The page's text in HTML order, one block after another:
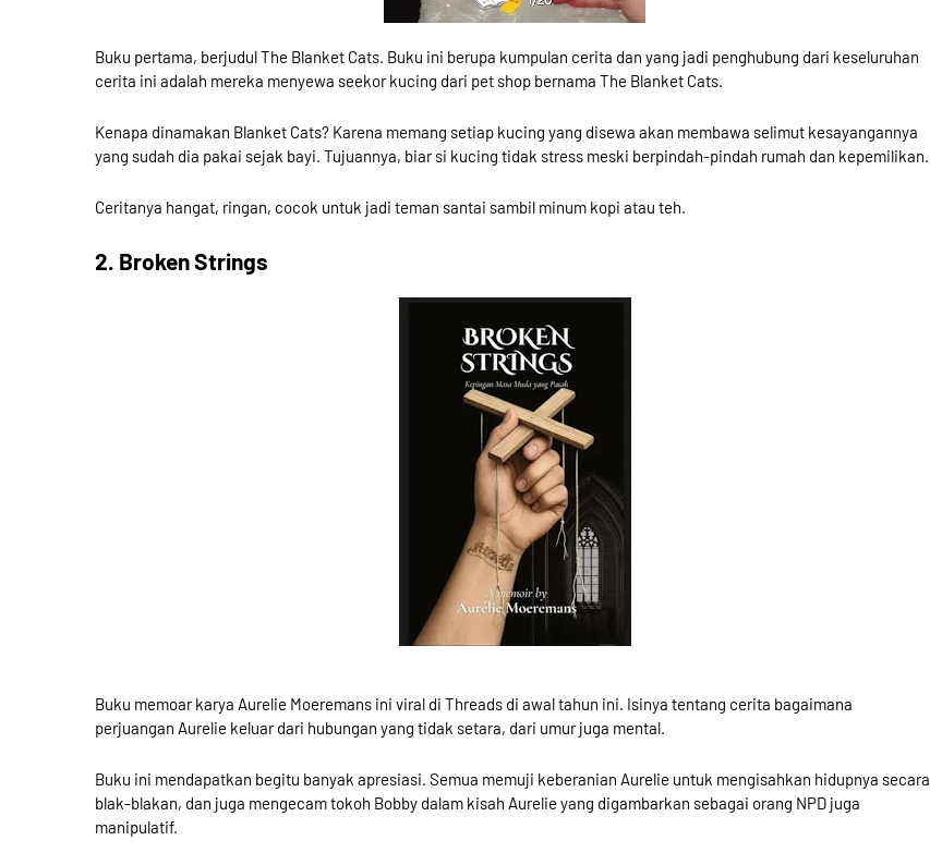
Buku pertama, berjudul The Blanket Cats. Buku ini berupa kumpulan cerita dan yang jadi penghubung dari keseluruhan
cerita ini adalah mereka menyewa seekor kucing dari pet shop bernama The Blanket Cats.
Kenapa dinamakan Blanket Cats? Karena memang setiap kucing yang disewa akan membawa selimut kesayangannya
yang sudah dia pakai sejak bayi. Tujuannya, biar si kucing tidak stress meski berpindah-pindah rumah dan kepemilikan.
Ceritanya hangat, ringan, cocok untuk jadi teman santai sambil minum kopi atau teh.
2. Broken Strings
Buku memoar karya Aurelie Moeremans ini viral di Threads di awal tahun ini. Isinya tentang cerita bagaimana
perjuangan Aurelie keluar dari hubungan yang tidak setara, dari umur juga mental.
Buku ini mendapatkan begitu banyak apresiasi. Semua memuji keberanian Aurelie untuk mengisahkan hidupnya secara
blak-blakan, dan juga mengecam tokoh Bobby dalam kisah Aurelie yang digambarkan sebagai orang NPD juga
manipulatif.